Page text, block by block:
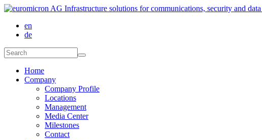
Skip to main content
en
de
Home
Company
Company Profile
Locations
Management
Media Center
Milestones
Contact